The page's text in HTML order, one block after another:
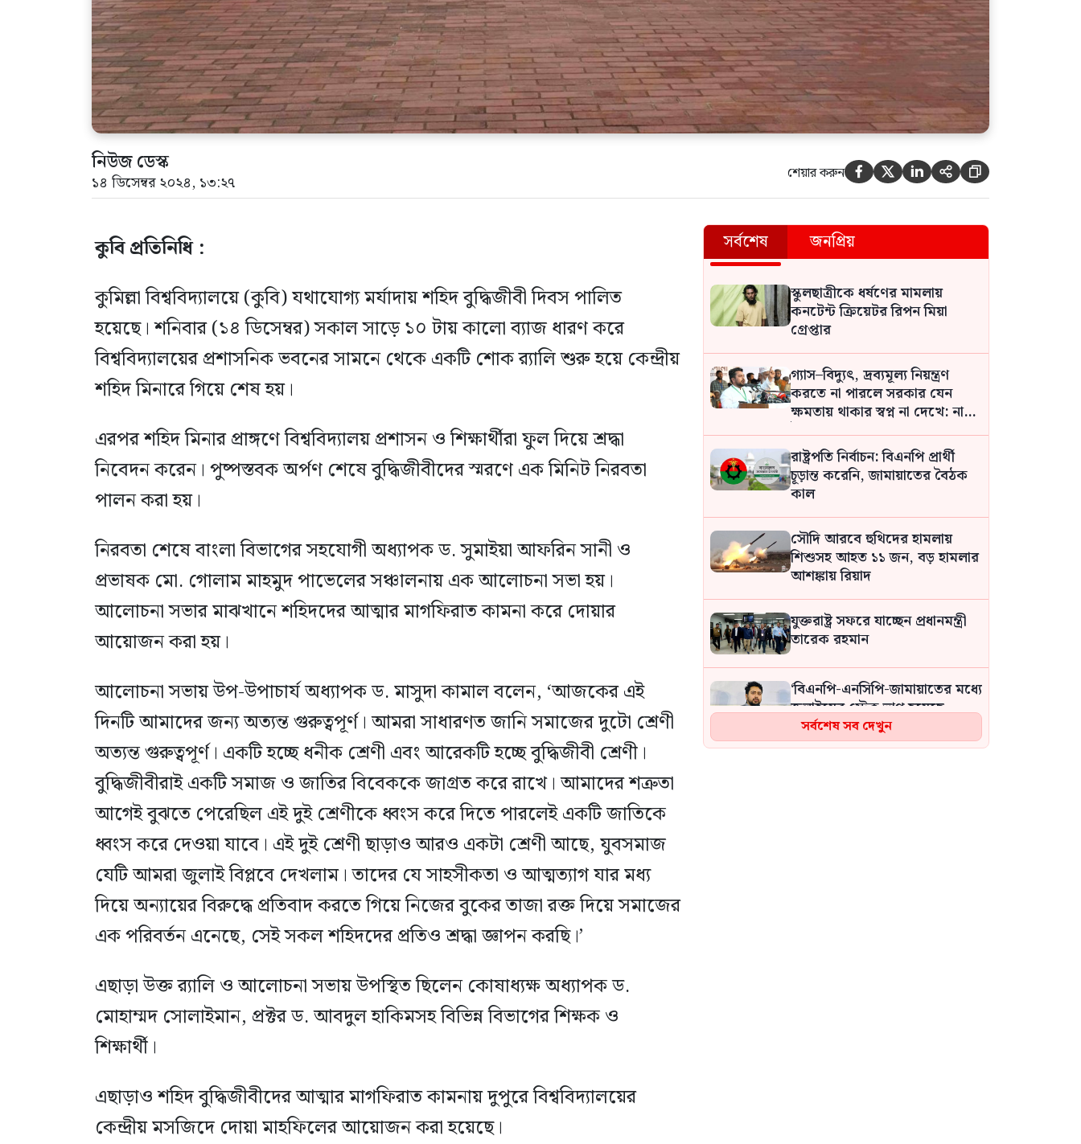
নিউজ ডেস্ক
১৪ ডিসেম্বর ২০২৪, ১৩:২৭ শেয়ার করুন     
কুবি প্রতিনিধি :
কুমিল্লা বিশ্ববিদ্যালয়ে (কুবি) যথাযোগ্য মর্যাদায় শহিদ বুদ্ধিজীবী দিবস পালিত
হয়েছে। শনিবার (১৪ ডিসেম্বর) সকাল সাড়ে ১০ টায় কালো ব্যাজ ধারণ করে
বিশ্ববিদ্যালয়ের প্রশাসনিক ভবনের সামনে থেকে একটি শোক র‍্যালি শুরু হয়ে কেন্দ্রীয়
শহিদ মিনারে গিয়ে শেষ হয়।
এরপর শহিদ মিনার প্রাঙ্গণে বিশ্ববিদ্যালয় প্রশাসন ও শিক্ষার্থীরা ফুল দিয়ে শ্রদ্ধা
নিবেদন করেন। পুষ্পস্তবক অর্পণ শেষে বুদ্ধিজীবীদের স্মরণে এক মিনিট নিরবতা
পালন করা হয়।
নিরবতা শেষে বাংলা বিভাগের সহযোগী অধ্যাপক ড. সুমাইয়া আফরিন সানী ও
প্রভাষক মো. গোলাম মাহমুদ পাভেলের সঞ্চালনায় এক আলোচনা সভা হয়।
আলোচনা সভার মাঝখানে শহিদদের আত্মার মাগফিরাত কামনা করে দোয়ার
আয়োজন করা হয়।
আলোচনা সভায় উপ-উপাচার্য অধ্যাপক ড. মাসুদা কামাল বলেন, ‘আজকের এই
দিনটি আমাদের জন্য অত্যন্ত গুরুত্বপূর্ণ। আমরা সাধারণত জানি সমাজের দুটো শ্রেণী
অত্যন্ত গুরুত্বপূর্ণ। একটি হচ্ছে ধনীক শ্রেণী এবং আরেকটি হচ্ছে বুদ্ধিজীবী শ্রেণী।
বুদ্ধিজীবীরাই একটি সমাজ ও জাতির বিবেককে জাগ্রত করে রাখে। আমাদের শত্রুতা
আগেই বুঝতে পেরেছিল এই দুই শ্রেণীকে ধ্বংস করে দিতে পারলেই একটি জাতিকে
ধ্বংস করে দেওয়া যাবে। এই দুই শ্রেণী ছাড়াও আরও একটা শ্রেণী আছে, যুবসমাজ
যেটি আমরা জুলাই বিপ্লবে দেখলাম। তাদের যে সাহসীকতা ও আত্মত্যাগ যার মধ্য
দিয়ে অন্যায়ের বিরুদ্ধে প্রতিবাদ করতে গিয়ে নিজের বুকের তাজা রক্ত দিয়ে সমাজের
এক পরিবর্তন এনেছে, সেই সকল শহিদদের প্রতিও শ্রদ্ধা জ্ঞাপন করছি।’
এছাড়া উক্ত র‍্যালি ও আলোচনা সভায় উপস্থিত ছিলেন কোষাধ্যক্ষ অধ্যাপক ড.
মোহাম্মদ সোলাইমান, প্রক্টর ড. আবদুল হাকিমসহ বিভিন্ন বিভাগের শিক্ষক ও
শিক্ষার্থী।
এছাড়াও শহিদ বুদ্ধিজীবীদের আত্মার মাগফিরাত কামনায় দুপুরে বিশ্ববিদ্যালয়ের
কেন্দ্রীয় মসজিদে দোয়া মাহফিলের আয়োজন করা হয়েছে।
সর্বশেষ জনপ্রিয়
স্কুলছাত্রীকে ধর্ষণের মামলায়
কনটেন্ট ক্রিয়েটর রিপন মিয়া
গ্রেপ্তার
গ্যাস–বিদ্যুৎ, দ্রব্যমূল্য নিয়ন্ত্রণ
করতে না পারলে সরকার যেন
ক্ষমতায় থাকার স্বপ্ন না দেখে: নাহিদ
ইসলাম
রাষ্ট্রপতি নির্বাচন: বিএনপি প্রার্থী
চূড়ান্ত করেনি, জামায়াতের বৈঠক
কাল
সৌদি আরবে হুথিদের হামলায়
শিশুসহ আহত ১১ জন, বড় হামলার
আশঙ্কায় রিয়াদ
যুক্তরাষ্ট্র সফরে যাচ্ছেন প্রধানমন্ত্রী
তারেক রহমান
‘বিএনপি-এনসিপি-জামায়াতের মধ্যে
জুলাইয়ের স্টেক ভাগ হয়েছে,
জুলাই সবার, শুধু রাজনৈতিক
দলের নয়’: নাহিদ
সর্বশেষ সব দেখুন